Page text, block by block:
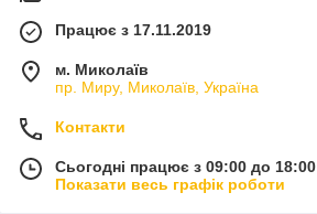
Працює з 17.11.2019
м. Миколаїв
пр. Миру, Миколаїв, Україна
Контакти
Сьогодні працює з 09:00 до 18:00
Показати весь графік роботи